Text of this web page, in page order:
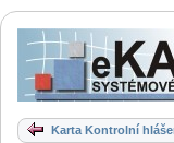
Karta Kontrolní